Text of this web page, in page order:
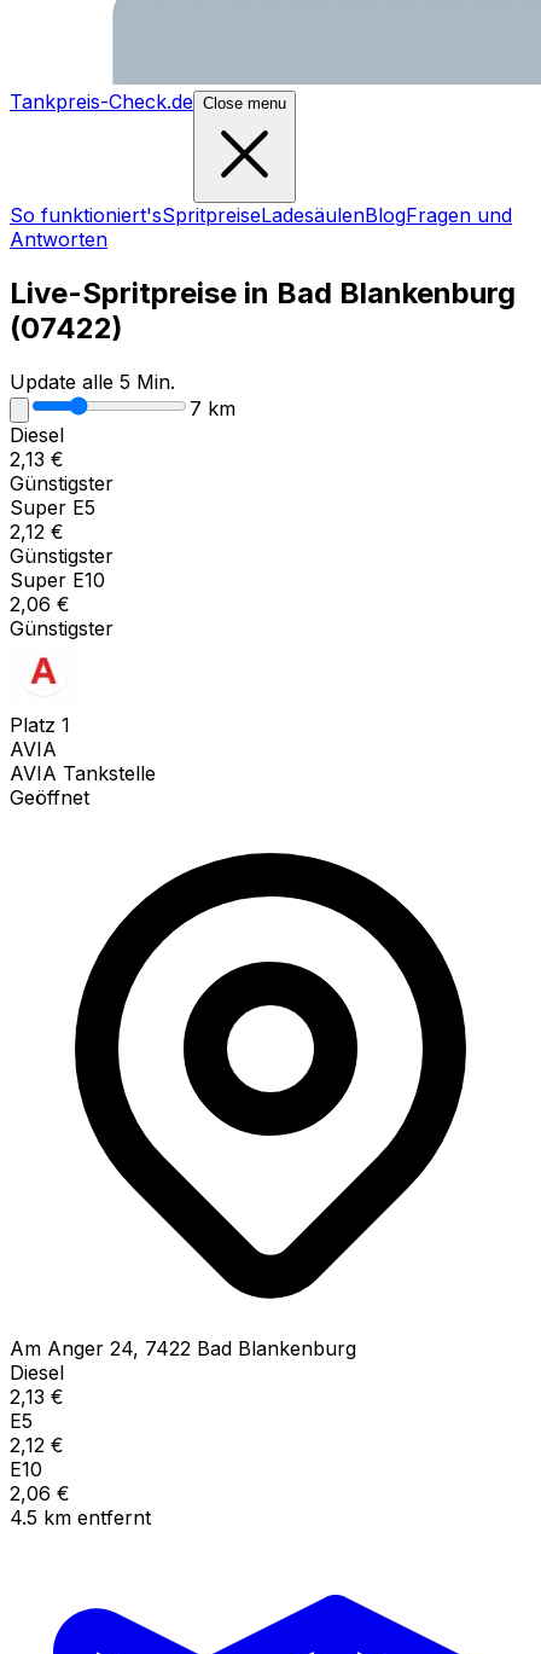
Tankpreis-Check.de Close menu
So funktioniert'sSpritpreiseLadesäulenBlogFragen und
Antworten
Live-Spritpreise in Bad Blankenburg
(07422)
Update alle 5 Min.
7 km
Diesel
2,13 €
Günstigster
Super E5
2,12 €
Günstigster
Super E10
2,06 €
Günstigster
Platz 1
AVIA
AVIA Tankstelle
Geöffnet
Am Anger 24, 7422 Bad Blankenburg
Diesel
2,13 €
E5
2,12 €
E10
2,06 €
4.5 km entfernt